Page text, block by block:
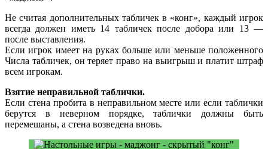
Не считая дополнительных табличек в «конг», каждый игрок
всегда должен иметь 14 табличек после добора или 13 —
после выставления.
Если игрок имеет на руках больше или меньше положенного
Числа табличек, он теряет право на выигрыш и платит штраф
всем игрокам.
Взятие неправильной таблички.
Если стена пробита в неправильном месте или если таблички
берутся в неверном порядке, таблички должны быть
перемешаны, а стена возведена вновь.